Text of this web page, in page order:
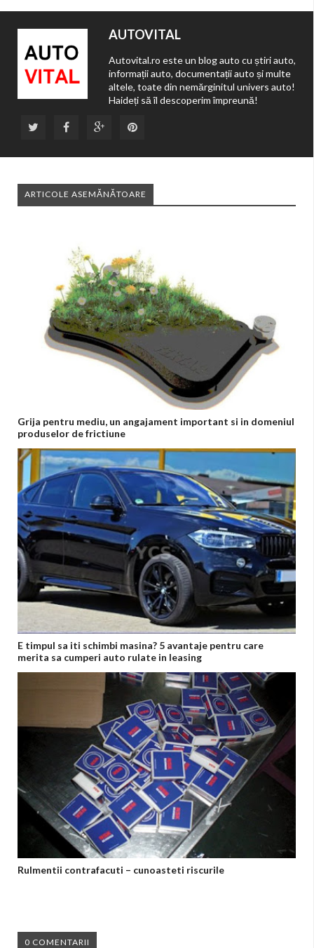
AUTOVITAL
Autovital.ro este un blog auto cu știri auto,
informații auto, documentații auto și multe
altele, toate din nemărginitul univers auto!
Haideți să îl descoperim împreună!
ARTICOLE ASEMĂNĂTOARE
Grija pentru mediu, un angajament important si in domeniul
produselor de frictiune
E timpul sa iti schimbi masina? 5 avantaje pentru care
merita sa cumperi auto rulate in leasing
Rulmentii contrafacuti – cunoasteti riscurile
0 COMENTARII